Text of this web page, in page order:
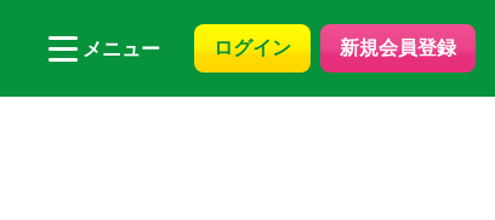
メニュー ログイン 新規会員登録